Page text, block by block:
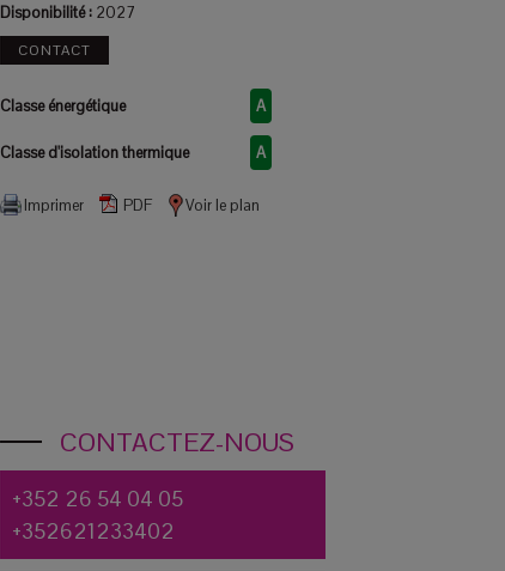
Disponibilité : 2027
CONTACT
Classe énergétique A
Classe d'isolation thermique A
Imprimer PDF Voir le plan
CONTACTEZ-NOUS
+352 26 54 04 05
+352621233402